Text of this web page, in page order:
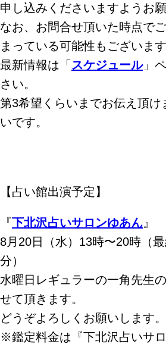
申し込みくださいますようお願
なお、お問合せ頂いた時点で
まっている可能性もございます
最新情報は「 スケジュール」
さい。
第3希望くらいまでお伝え頂け
いです。
【占い館出演予定】
『下北沢占いサロンゆあん 』
8月20日（水）13時〜20時（
分）
水曜日レギュラーの一角先生
せて頂きます。
どうぞよろしくお願いします。
※鑑定料金は『下北沢占いサ